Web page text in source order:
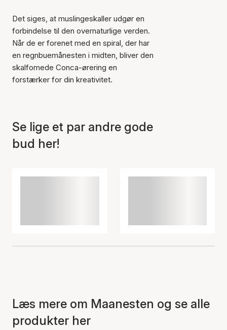
Det siges, at muslingeskaller udgør en
forbindelse til den overnaturlige verden.
Når de er forenet med en spiral, der har
en regnbuemånesten i midten, bliver den
skalfomede Conca-ørering en
forstærker for din kreativitet.
Se lige et par andre gode
bud her!
Læs mere om Maanesten og se alle
produkter her